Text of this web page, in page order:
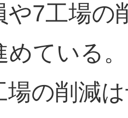
や7工場の
ている。
の削減